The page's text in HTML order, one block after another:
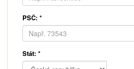
PSČ: *
Stát: *